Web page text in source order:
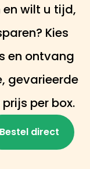
wilt u tijd,
Kies
en ontvang
gevarieerde
per box.
Bestel direct